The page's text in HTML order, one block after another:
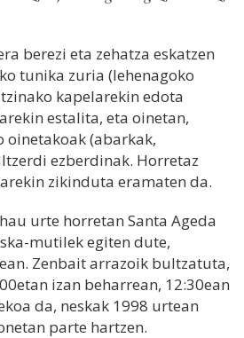
berezi eta zehatza eskatzen
tunika zuria (lehenagoko
kapelarekin edota
estalita, eta oinetan,
oinetakoak (abarkak,
ezberdinak. Horretaz
zikinduta eramaten da.
urte horretan Santa Ageda
mutilek egiten dute,
Zenbait arrazoik bultzatuta,
izan beharrean, 12:30ean
da, neskak 1998 urtean
parte hartzen.